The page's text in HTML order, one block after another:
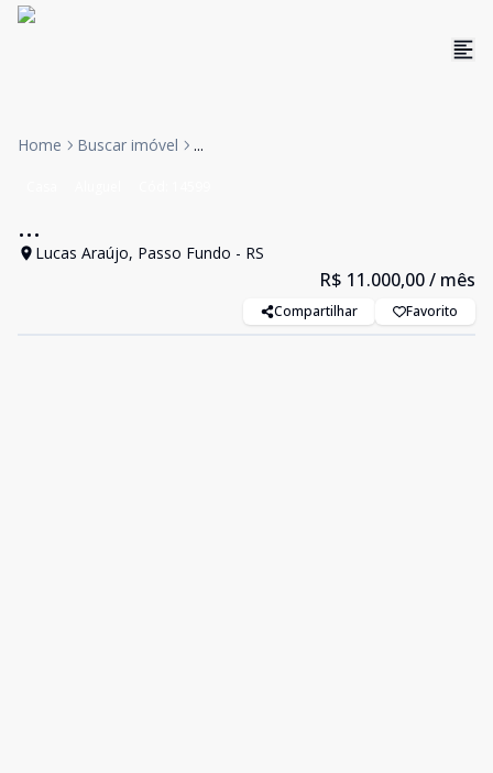
Home Buscar imóvel ...
...
Lucas Araújo, Passo Fundo - RS
R$ 11.000,00/ mês
Compartilhar Favorito